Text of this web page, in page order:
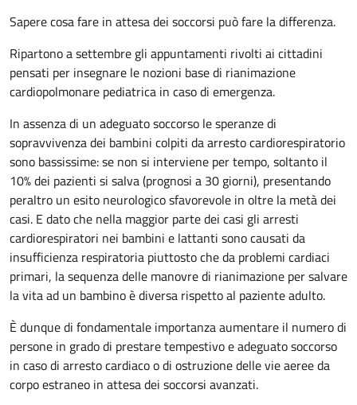
Sapere cosa fare in attesa dei soccorsi può fare la differenza.
Ripartono a settembre gli appuntamenti rivolti ai cittadini
pensati per insegnare le nozioni base di rianimazione
cardiopolmonare pediatrica in caso di emergenza.
In assenza di un adeguato soccorso le speranze di
sopravvivenza dei bambini colpiti da arresto cardiorespiratorio
sono bassissime: se non si interviene per tempo, soltanto il
10% dei pazienti si salva (prognosi a 30 giorni), presentando
peraltro un esito neurologico sfavorevole in oltre la metà dei
casi. E dato che nella maggior parte dei casi gli arresti
cardiorespiratori nei bambini e lattanti sono causati da
insufficienza respiratoria piuttosto che da problemi cardiaci
primari, la sequenza delle manovre di rianimazione per salvare
la vita ad un bambino è diversa rispetto al paziente adulto.
È dunque di fondamentale importanza aumentare il numero di
persone in grado di prestare tempestivo e adeguato soccorso
in caso di arresto cardiaco o di ostruzione delle vie aeree da
corpo estraneo in attesa dei soccorsi avanzati.